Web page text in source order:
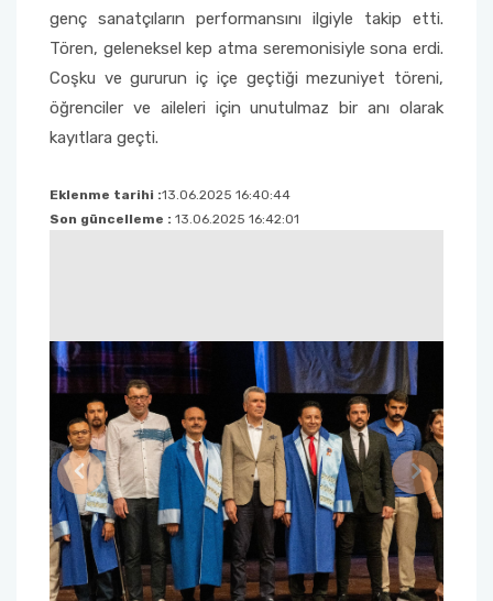
genç sanatçıların performansını ilgiyle takip etti.
Tören, geleneksel kep atma seremonisiyle sona erdi.
Coşku ve gururun iç içe geçtiği mezuniyet töreni,
öğrenciler ve aileleri için unutulmaz bir anı olarak
kayıtlara geçti.
Eklenme tarihi :13.06.2025 16:40:44
Son güncelleme : 13.06.2025 16:42:01
Previous Next